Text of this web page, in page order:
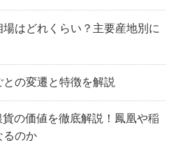
はどれくらい？主要産地別に
との変遷と特徴を解説
の価値を徹底解説！鳳凰や稲
るのか